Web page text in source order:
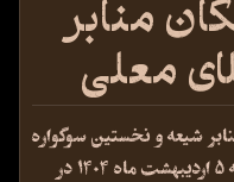
معلی
شیعه و نخستین سوگواره
۵اردیبهشت ماه ۱۴۰۴در